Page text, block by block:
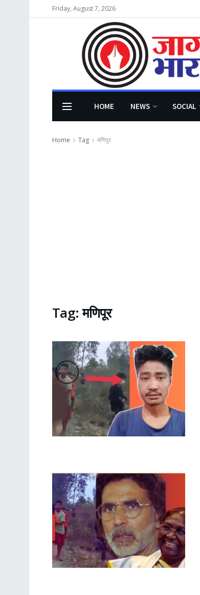
Friday, August 7, 2026
HOME NEWS SOCIAL
Home Tag मणिपूर
Tag:मणिपूर